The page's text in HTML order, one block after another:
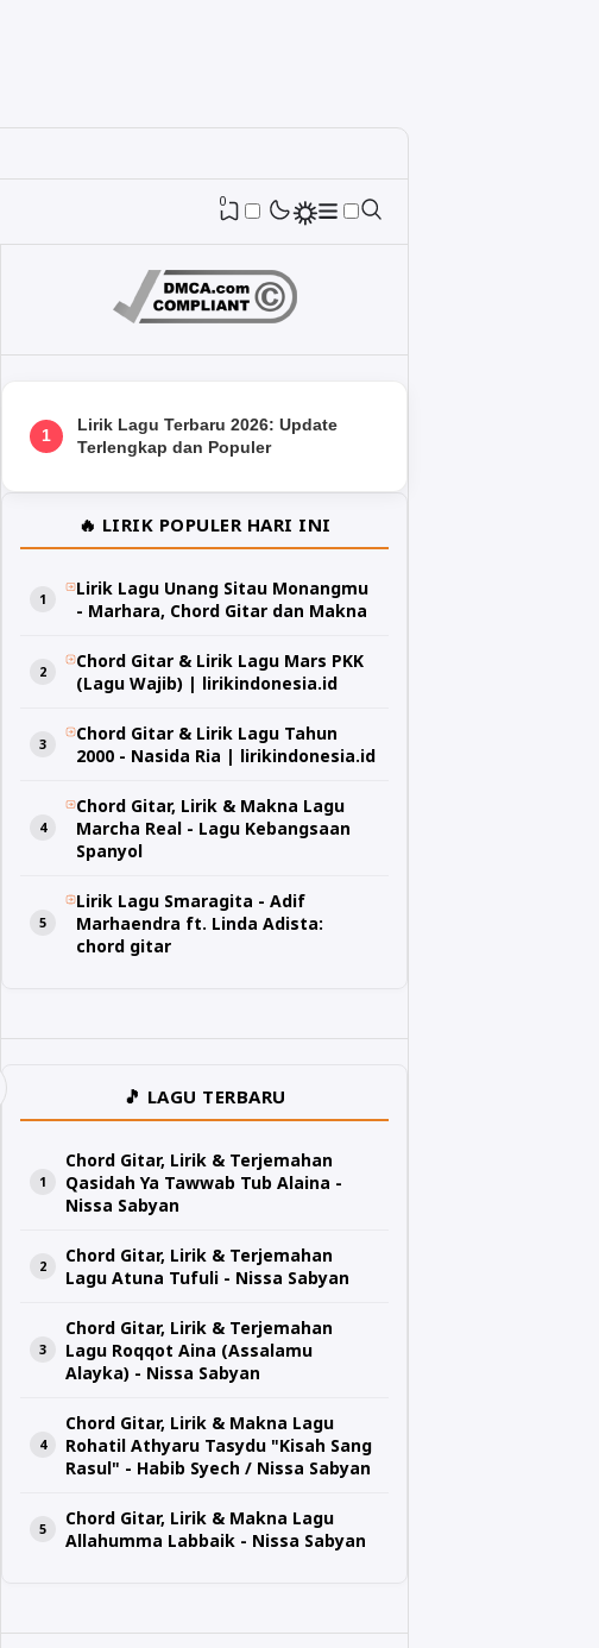
0
1
Lirik Lagu Terbaru 2026: Update
Terlengkap dan Populer
🔥 LIRIK POPULER HARI INI
Lirik Lagu Unang Sitau Monangmu
- Marhara, Chord Gitar dan Makna
Chord Gitar & Lirik Lagu Mars PKK
(Lagu Wajib) | lirikindonesia.id
Chord Gitar & Lirik Lagu Tahun
2000 - Nasida Ria | lirikindonesia.id
Chord Gitar, Lirik & Makna Lagu
Marcha Real - Lagu Kebangsaan
Spanyol
Lirik Lagu Smaragita - Adif
Marhaendra ft. Linda Adista:
chord gitar
🎵 LAGU TERBARU
Chord Gitar, Lirik & Terjemahan
Qasidah Ya Tawwab Tub Alaina -
Nissa Sabyan
Chord Gitar, Lirik & Terjemahan
Lagu Atuna Tufuli - Nissa Sabyan
Chord Gitar, Lirik & Terjemahan
Lagu Roqqot Aina (Assalamu
Alayka) - Nissa Sabyan
Chord Gitar, Lirik & Makna Lagu
Rohatil Athyaru Tasydu "Kisah Sang
Rasul" - Habib Syech / Nissa Sabyan
Chord Gitar, Lirik & Makna Lagu
Allahumma Labbaik - Nissa Sabyan